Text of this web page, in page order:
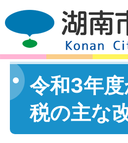
令和3年
税の主な